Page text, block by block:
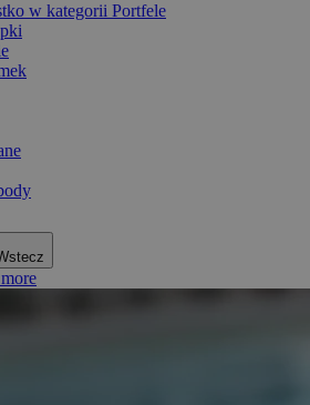
w kategorii Portfele